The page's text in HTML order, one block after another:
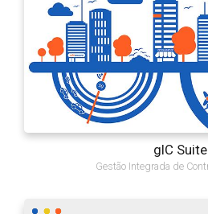
gIC Suite
Gestão Integrada de